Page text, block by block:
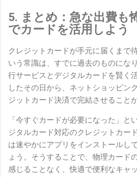
5. まとめ：急な出費も
でカードを活用しよう
クレジットカードが手元に届くまで
いう常識は、すでに過去のものにな
行サービスとデジタルカードを賢く
したその日から、ネットショッピン
ジットカード決済で完結させること
「今すぐカードが必要になった」と
ジタルカード対応のクレジットカー
は速やかにアプリをインストールし
ょう。そうすることで、物理カード
感じることなく、快適で便利なキャ